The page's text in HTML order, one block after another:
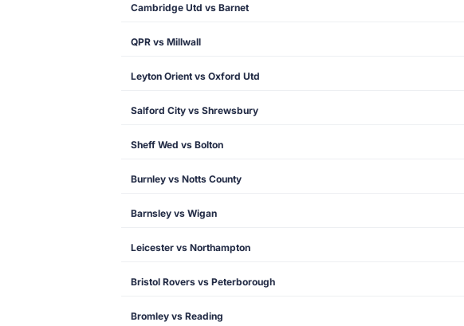
Cambridge Utd vs Barnet
QPR vs Millwall
Leyton Orient vs Oxford Utd
Salford City vs Shrewsbury
Sheff Wed vs Bolton
Burnley vs Notts County
Barnsley vs Wigan
Leicester vs Northampton
Bristol Rovers vs Peterborough
Bromley vs Reading